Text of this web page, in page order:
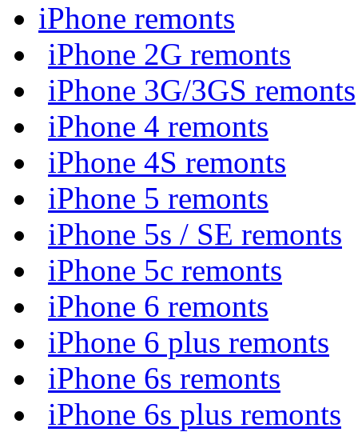
iPhone remonts
iPhone 2G remonts
iPhone 3G/3GS remonts
iPhone 4 remonts
iPhone 4S remonts
iPhone 5 remonts
iPhone 5s / SE remonts
iPhone 5c remonts
iPhone 6 remonts
iPhone 6 plus remonts
iPhone 6s remonts
iPhone 6s plus remonts